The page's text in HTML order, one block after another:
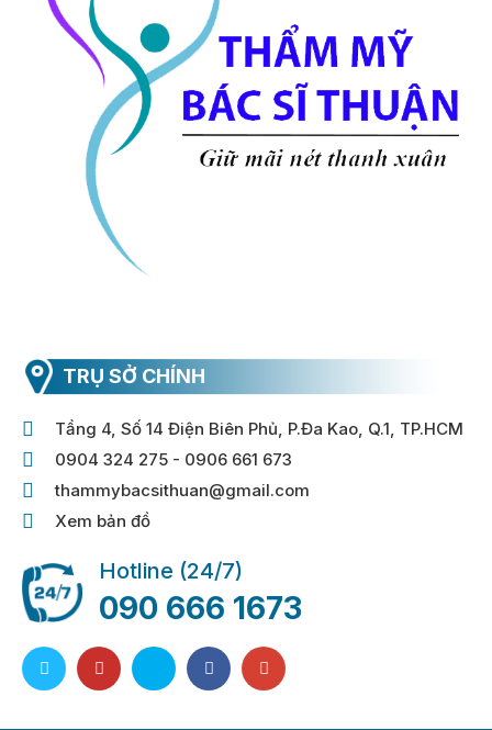
TRỤ SỞ CHÍNH
Tầng 4, Số 14 Điện Biên Phủ, P.Đa Kao, Q.1, TP.HCM
0904 324 275 - 0906 661 673
thammybacsithuan@gmail.com
Xem bản đồ
Hotline (24/7)
090 666 1673